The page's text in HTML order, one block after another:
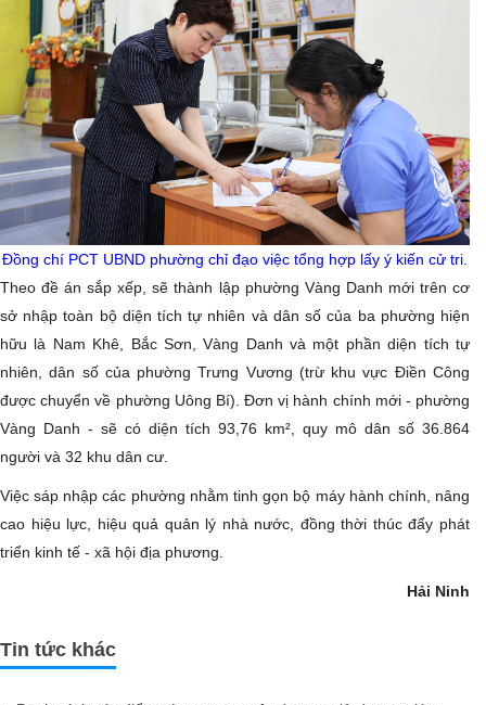
Đồng chí PCT UBND phường chỉ đạo việc tổng hợp lấy ý kiến cử tri.
Theo đề án sắp xếp, sẽ thành lập phường Vàng Danh mới trên cơ
sở nhập toàn bộ diện tích tự nhiên và dân số của ba phường hiện
hữu là Nam Khê, Bắc Sơn, Vàng Danh và một phần diện tích tự
nhiên, dân số của phường Trưng Vương (trừ khu vực Điền Công
được chuyển về phường Uông Bí). Đơn vị hành chính mới - phường
Vàng Danh - sẽ có diện tích 93,76 km², quy mô dân số 36.864
người và 32 khu dân cư.
Việc sáp nhập các phường nhằm tinh gọn bộ máy hành chính, nâng
cao hiệu lực, hiệu quả quản lý nhà nước, đồng thời thúc đẩy phát
triển kinh tế - xã hội địa phương.
Hải Ninh
Tin tức khác